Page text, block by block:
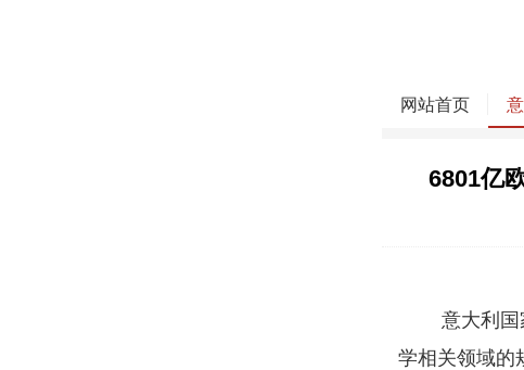
网站首页
6801亿
意大利国家
学相关领域的